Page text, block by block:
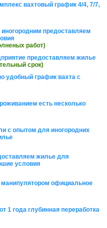
вахтовый график 4/4, 7/7,
предоставляем
работ)
предоставляем жилье
срок)
удобный график вахта с
есть несколько
с опытом для иногородних
жилье для
условия
манипулятором официальное
1 года глубинная переработка